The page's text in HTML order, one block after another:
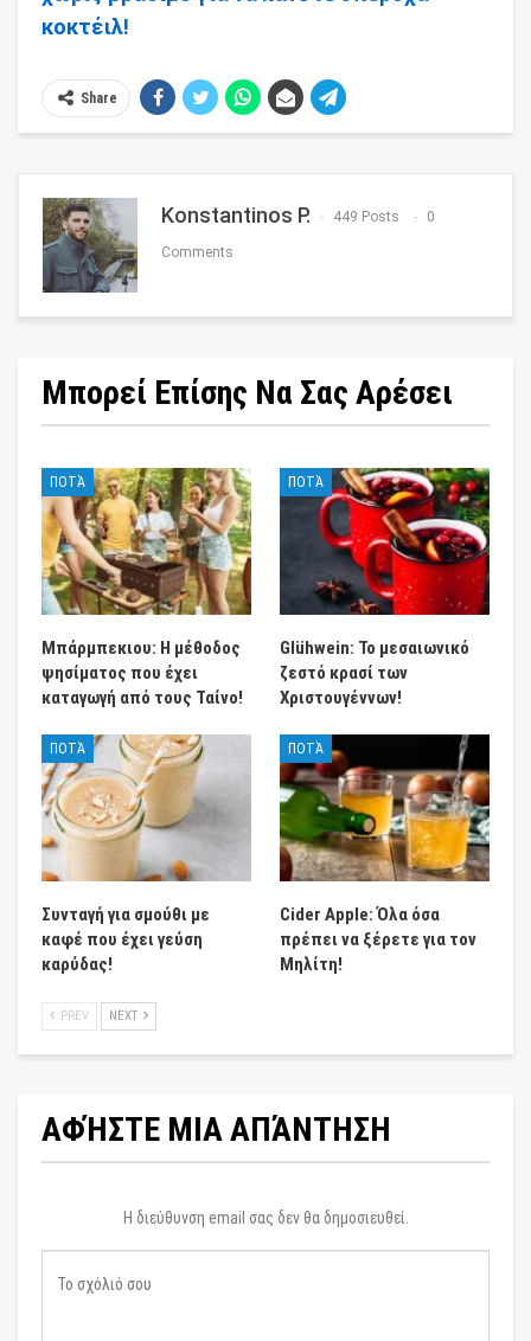
κοκτέιλ!
Share
Konstantinos P. 449 Posts 0
Comments
Μπορεί Επίσης Να Σας Αρέσει
ΠΟΤΆ
Μπάρμπεκιου: Η μέθοδος
ψησίματος που έχει
καταγωγή από τους Ταίνο!
ΠΟΤΆ
Glühwein: Το μεσαιωνικό
ζεστό κρασί των
Χριστουγέννων!
ΠΟΤΆ
Συνταγή για σμούθι με
καφέ που έχει γεύση
καρύδας!
ΠΟΤΆ
Cider Apple: Όλα όσα
πρέπει να ξέρετε για τον
Μηλίτη!
PREV NEXT
ΑΦΉΣΤΕ ΜΙΑ ΑΠΆΝΤΗΣΗ
Η διεύθυνση email σας δεν θα δημοσιευθεί.